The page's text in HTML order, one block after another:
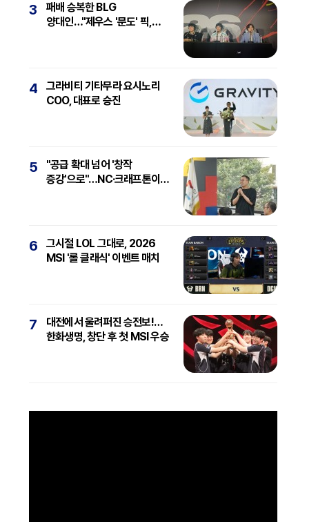
3
패배 승복한 BLG
양대인…"제우스 '문도' 픽,
4
그라비티 기타무라 요시노리
COO, 대표로 승진
5
"공급 확대 넘어 '창작
증강'으로"…NC·크래프톤이
6
그시절 LOL 그대로, 2026
MSI '롤 클래식' 이벤트 매치
7
대전에서 울려퍼진 승전보!…
한화생명, 창단 후 첫 MSI 우승